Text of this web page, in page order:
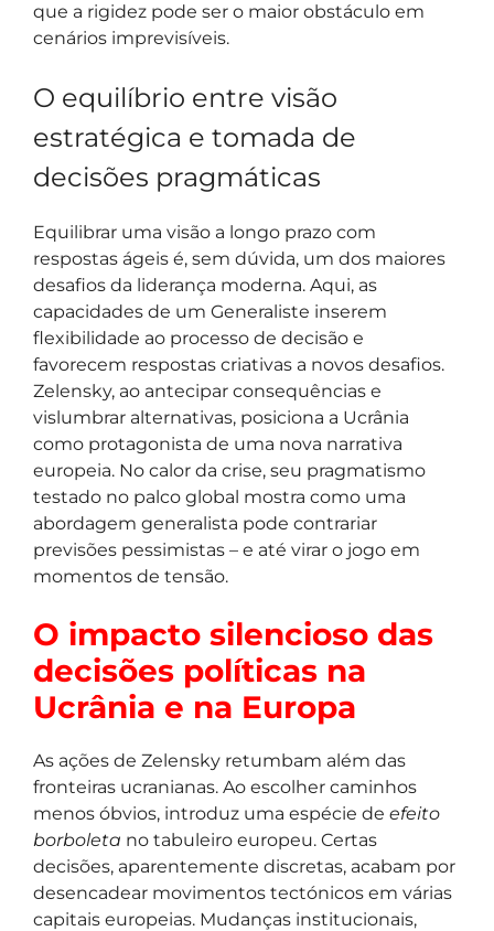
que a rigidez pode ser o maior obstáculo em
cenários imprevisíveis.
O equilíbrio entre visão
estratégica e tomada de
decisões pragmáticas
Equilibrar uma visão a longo prazo com
respostas ágeis é, sem dúvida, um dos maiores
desafios da liderança moderna. Aqui, as
capacidades de um Generaliste inserem
flexibilidade ao processo de decisão e
favorecem respostas criativas a novos desafios.
Zelensky, ao antecipar consequências e
vislumbrar alternativas, posiciona a Ucrânia
como protagonista de uma nova narrativa
europeia. No calor da crise, seu pragmatismo
testado no palco global mostra como uma
abordagem generalista pode contrariar
previsões pessimistas – e até virar o jogo em
momentos de tensão.
O impacto silencioso das
decisões políticas na
Ucrânia e na Europa
As ações de Zelensky retumbam além das
fronteiras ucranianas. Ao escolher caminhos
menos óbvios, introduz uma espécie de efeito
borboleta no tabuleiro europeu. Certas
decisões, aparentemente discretas, acabam por
desencadear movimentos tectónicos em várias
capitais europeias. Mudanças institucionais,